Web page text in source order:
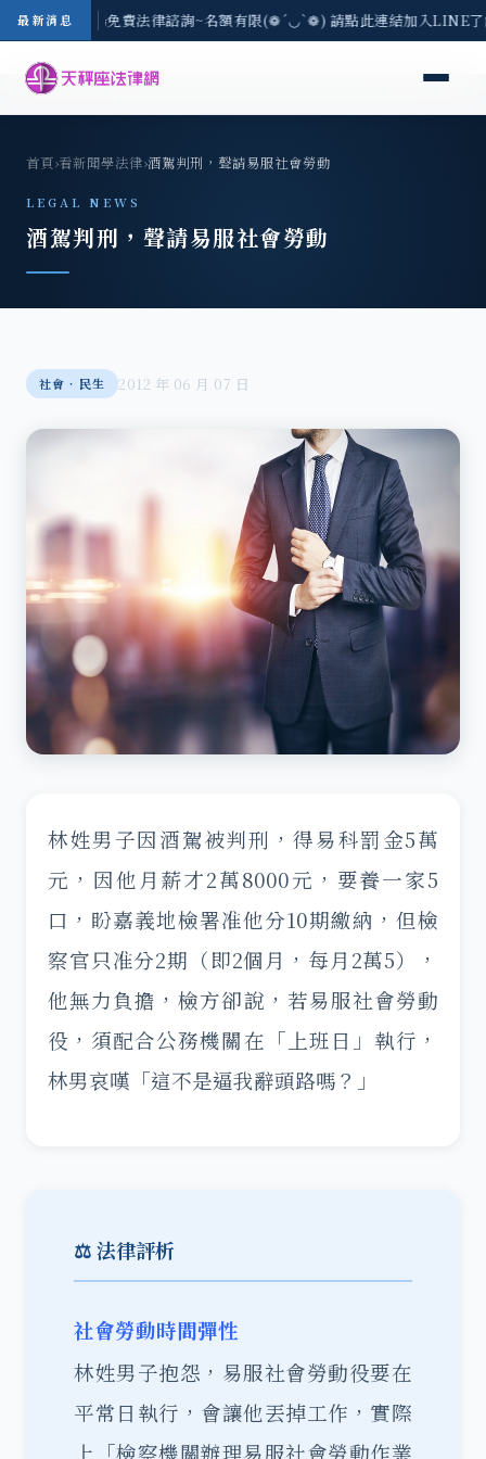
最新消息
-8/3(一) 現場免費法律諮詢~名額有限(❁´◡`❁) 請點此連結加入LINE
首頁›看新聞學法律›酒駕判刑，聲請易服社會勞動
LEGAL NEWS
酒駕判刑，聲請易服社會勞動
社會‧民生 2012 年 06 月 07 日
林姓男子因酒駕被判刑，得易科罰金5萬
元，因他月薪才2萬8000元，要養一家5
口，盼嘉義地檢署准他分10期繳納，但檢
察官只准分2期（即2個月，每月2萬5），
他無力負擔，檢方卻說，若易服社會勞動
役，須配合公務機關在「上班日」執行，
林男哀嘆「這不是逼我辭頭路嗎？」
⚖️ 法律評析
社會勞動時間彈性
林姓男子抱怨，易服社會勞動役要在
平常日執行，會讓他丟掉工作，實際
上「檢察機關辦理易服社會勞動作業